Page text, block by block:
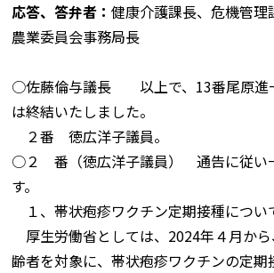
応答、答弁者：健康介護課長、危機管
農業委員会事務局長
○佐藤倫与議長 以上で、13番尾原進
は終結いたしました。
２番 徳広洋子議員。
○２ 番（徳広洋子議員） 通告に従い
す。
１、帯状疱疹ワクチン定期接種につい
厚生労働省としては、2024年４月か
齢者を対象に、帯状疱疹ワクチンの定期